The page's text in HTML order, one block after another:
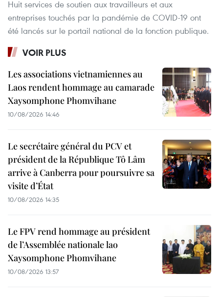
Huit services de soutien aux travailleurs et aux
entreprises touchés par la pandémie de COVID-19 ont
été lancés sur le portail national de la fonction publique.
VOIR PLUS
Les associations vietnamiennes au
Laos rendent hommage au camarade
Xaysomphone Phomvihane
10/08/2026 14:46
Le secrétaire général du PCV et
président de la République Tô Lâm
arrive à Canberra pour poursuivre sa
visite d’État
10/08/2026 14:35
Le FPV rend hommage au président
de l’Assemblée nationale lao
Xaysomphone Phomvihane
10/08/2026 13:57